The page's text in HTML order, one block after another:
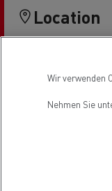
Location
Wir verwenden
Nehmen Sie